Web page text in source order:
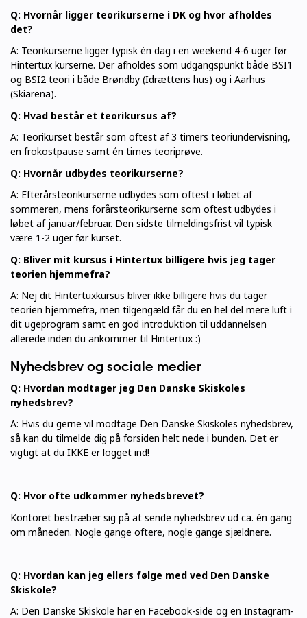
Q: Hvornår ligger teorikurserne i DK og hvor afholdes
det?
A: Teorikurserne ligger typisk én dag i en weekend 4-6 uger før
Hintertux kurserne. Der afholdes som udgangspunkt både BSI1
og BSI2 teori i både Brøndby (Idrættens hus) og i Aarhus
(Skiarena).
Q: Hvad består et teorikursus af?
A: Teorikurset består som oftest af 3 timers teoriundervisning,
en frokostpause samt én times teoriprøve.
Q: Hvornår udbydes teorikurserne?
A: Efterårsteorikurserne udbydes som oftest i løbet af
sommeren, mens forårsteorikurserne som oftest udbydes i
løbet af januar/februar. Den sidste tilmeldingsfrist vil typisk
være 1-2 uger før kurset.
Q: Bliver mit kursus i Hintertux billigere hvis jeg tager
teorien hjemmefra?
A: Nej dit Hintertuxkursus bliver ikke billigere hvis du tager
teorien hjemmefra, men tilgengæld får du en hel del mere luft i
dit ugeprogram samt en god introduktion til uddannelsen
allerede inden du ankommer til Hintertux :)
Nyhedsbrev og sociale medier
Q: Hvordan modtager jeg Den Danske Skiskoles
nyhedsbrev?
A: Hvis du gerne vil modtage Den Danske Skiskoles nyhedsbrev,
så kan du tilmelde dig på forsiden helt nede i bunden. Det er
vigtigt at du IKKE er logget ind!
Q: Hvor ofte udkommer nyhedsbrevet?
Kontoret bestræber sig på at sende nyhedsbrev ud ca. én gang
om måneden. Nogle gange oftere, nogle gange sjældnere.
Q: Hvordan kan jeg ellers følge med ved Den Danske
Skiskole?
A: Den Danske Skiskole har en Facebook-side og en Instagram-